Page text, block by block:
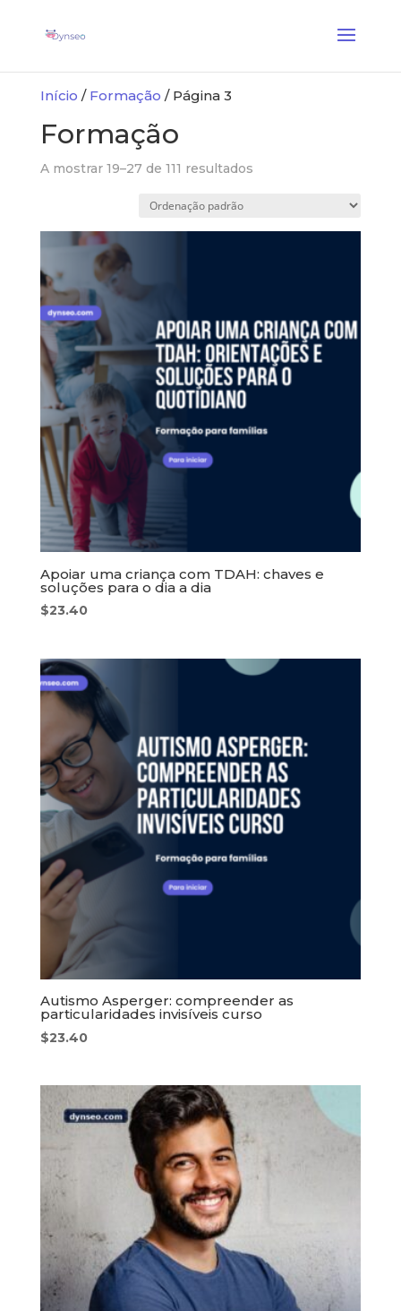
Início / Formação / Página 3
Formação
A mostrar 19–27 de 111 resultados
Apoiar uma criança com TDAH: chaves e
soluções para o dia a dia
$23.40
Autismo Asperger: compreender as
particularidades invisíveis curso
$23.40